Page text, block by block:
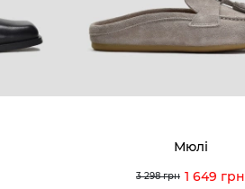
Мюлі
3 298 грн 1 649 грн
Viber